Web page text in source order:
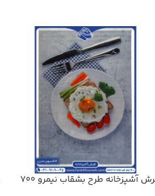
فرش آشپزخانه طرح بشقاب نیمرو 700